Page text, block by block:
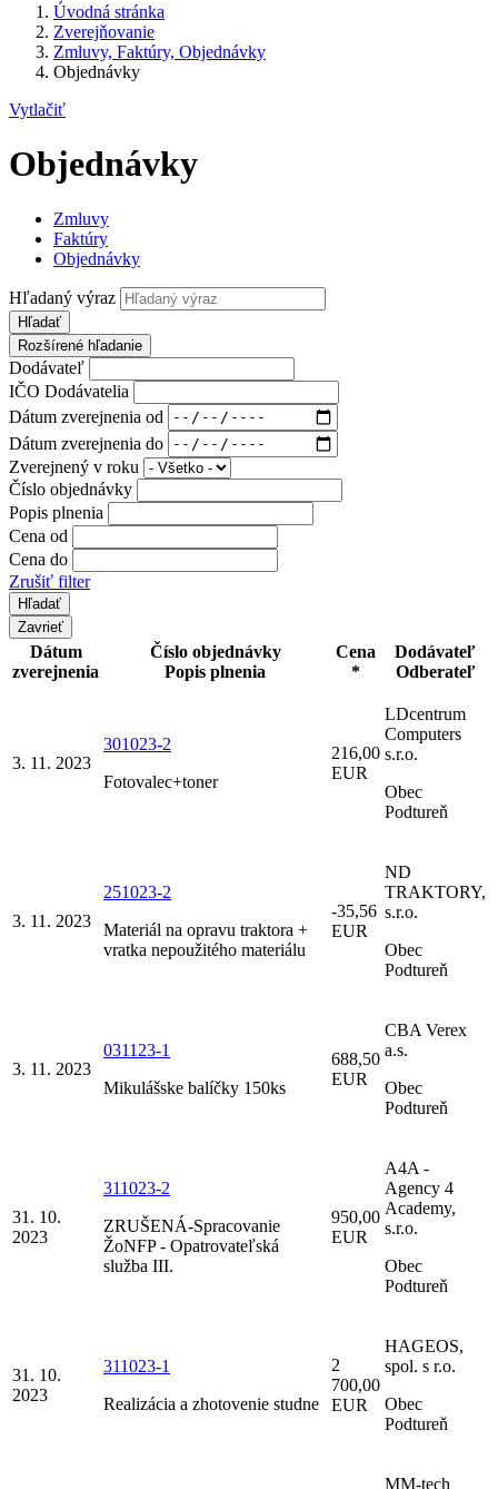
Úvodná stránka
Zverejňovanie
Zmluvy, Faktúry, Objednávky
Objednávky
Vytlačiť
Objednávky
Zmluvy
Faktúry
Objednávky
Hľadaný výraz
Hľadať
Rozšírené hľadanie
Dodávateľ
IČO Dodávatelia
Dátum zverejnenia od
Dátum zverejnenia do
Zverejnený v roku
Číslo objednávky
Popis plnenia
Cena od
Cena do
Zrušiť filter
Zavrieť
Dátum
zverejnenia
Číslo objednávky
Popis plnenia
Cena
*
Dodávateľ
Odberateľ
3. 11. 2023
301023-2
Fotovalec+toner
216,00
EUR
LDcentrum
Computers
s.r.o.
Obec
Podtureň
3. 11. 2023
251023-2
Materiál na opravu traktora +
vratka nepoužitého materiálu
-35,56
EUR
ND
TRAKTORY,
s.r.o.
Obec
Podtureň
3. 11. 2023
031123-1
Mikulášske balíčky 150ks
688,50
EUR
CBA Verex
a.s.
Obec
Podtureň
31. 10.
2023
311023-2
ZRUŠENÁ-Spracovanie
ŽoNFP - Opatrovateľská
služba III.
950,00
EUR
A4A -
Agency 4
Academy,
s.r.o.
Obec
Podtureň
31. 10.
2023
311023-1
Realizácia a zhotovenie studne
2
700,00
EUR
HAGEOS,
spol. s r.o.
Obec
Podtureň
MM-tech